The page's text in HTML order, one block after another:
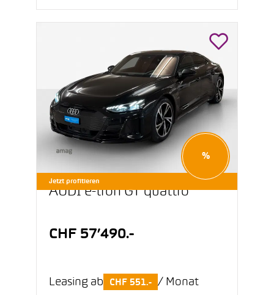
Jetzt profitieren
%
AUDI e-tron GT quattro
CHF 57’490.-
Leasing ab CHF 551.- / Monat